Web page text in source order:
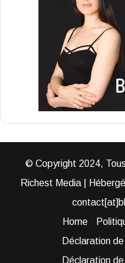
© Copyright 2024,
Richest Media |
Home
Déclaration
Déclaration